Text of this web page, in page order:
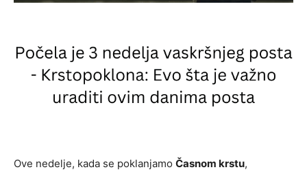
Ove nedelje, kada se poklanjamo Časnom krstu,